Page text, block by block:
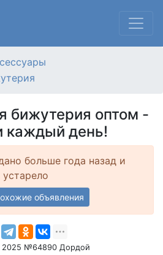
бижутерия оптом -
каждый день!
больше года назад и
устарело
объявления
2025 №64890 Дордой